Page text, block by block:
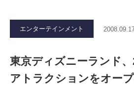
エンターテインメント
東京ディズニーランド
アトラクションをオー